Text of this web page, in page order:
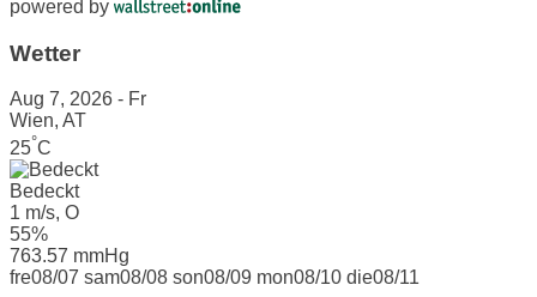
powered by
Wetter
Aug 7, 2026 - Fr
Wien, AT
25°C
Bedeckt
1 m/s, O
55%
763.57 mmHg
fre08/07 sam08/08 son08/09 mon08/10 die08/11